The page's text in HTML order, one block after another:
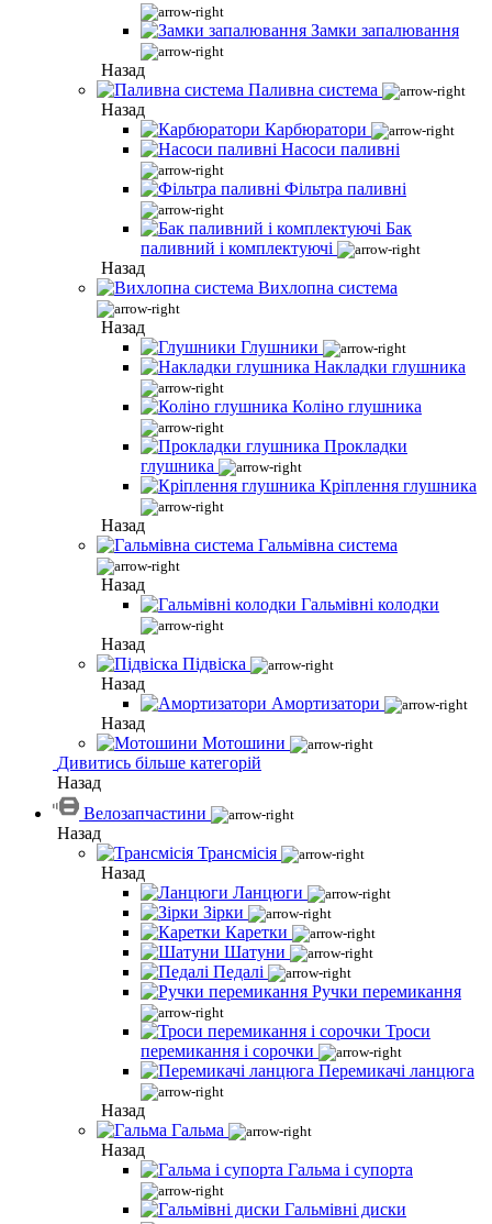
Замки запалювання
Назад
Паливна система
Назад
Карбюратори
Насоси паливні
Фільтра паливні
Бак
паливний і комплектуючі
Назад
Вихлопна система
Назад
Глушники
Накладки глушника
Коліно глушника
Прокладки
глушника
Кріплення глушника
Назад
Гальмівна система
Назад
Гальмівні колодки
Назад
Підвіска
Назад
Амортизатори
Назад
Мотошини
Дивитись більше категорій
Назад
Велозапчастини
Назад
Трансмісія
Назад
Ланцюги
Зірки
Каретки
Шатуни
Педалі
Ручки перемикання
Троси
перемикання і сорочки
Перемикачі ланцюга
Назад
Гальма
Назад
Гальма і супорта
Гальмівні диски